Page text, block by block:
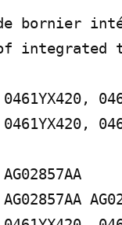
bornier
integrated